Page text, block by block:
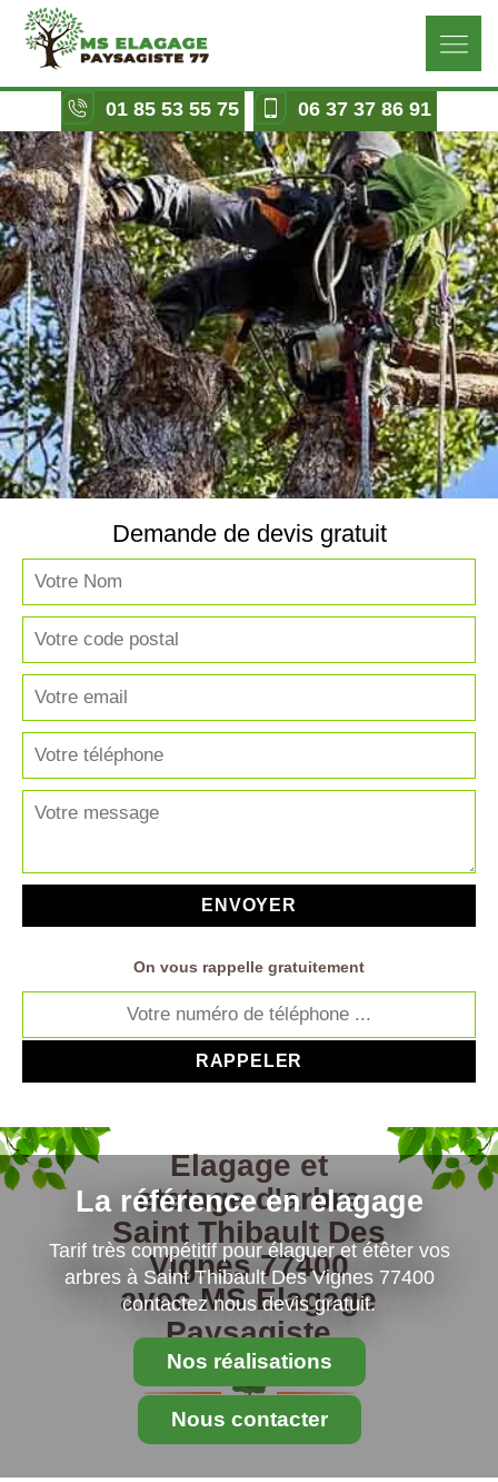
01 85 53 55 75 06 37 37 86 91
La référence en elagage
Tarif très compétitif pour élaguer et étêter vos
arbres à Saint Thibault Des Vignes 77400
contactez nous devis gratuit.
Nos réalisations
Nous contacter
Demande de devis gratuit
On vous rappelle gratuitement
Elagage et
etetage d'arbre
Saint Thibault Des
Vignes 77400
avec MS Elagage
Paysagiste